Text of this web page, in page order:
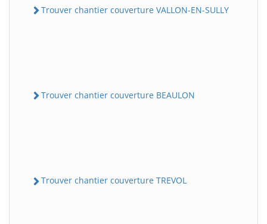
Trouver chantier couverture VALLON-EN-SULLY
Trouver chantier couverture BEAULON
Trouver chantier couverture TREVOL